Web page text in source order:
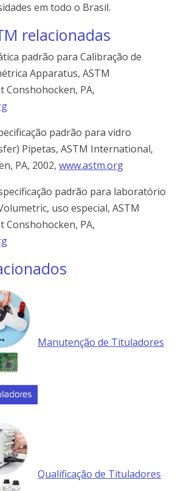
em todo o Brasil.
relacionadas
padrão para Calibração de
Apparatus, ASTM
Conshohocken, PA,
padrão para vidro
Pipetas, ASTM International,
PA, 2002, www.astm.org
padrão para laboratório
uso especial, ASTM
Conshohocken, PA,
Manutenção de Tituladores
Qualificação de Tituladores